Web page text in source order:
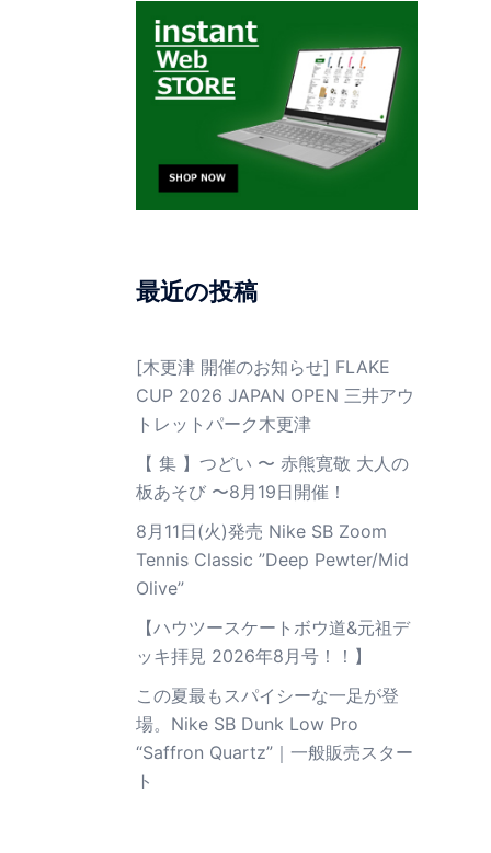
最近の投稿
[木更津 開催のお知らせ] FLAKE
CUP 2026 JAPAN OPEN 三井アウ
トレットパーク木更津
【 集 】つどい 〜 赤熊寛敬 大人の
板あそび 〜8月19日開催！
8月11日(火)発売 Nike SB Zoom
Tennis Classic ”Deep Pewter/Mid
Olive”
【ハウツースケートボウ道&元祖デ
ッキ拝見 2026年8月号！！】
この夏最もスパイシーな一足が登
場。Nike SB Dunk Low Pro
“Saffron Quartz”｜一般販売スター
ト